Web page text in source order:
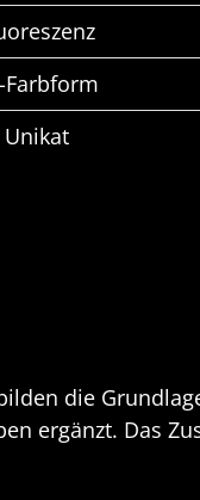
Farbform
Unikat
die
ergänzt. Das